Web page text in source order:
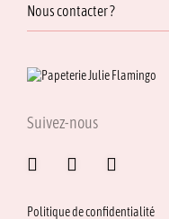
Nous contacter ?
Suivez-nous
Politique de confidentialité